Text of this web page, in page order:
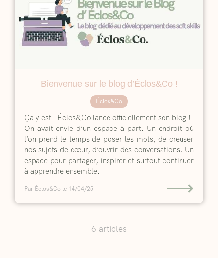
Bienvenue sur le blog d’Éclos&Co !
Éclos&Co
Ça y est ! Éclos&Co lance officiellement son blog !
On avait envie d’un espace à part. Un endroit où
l’on prend le temps de poser les mots, de creuser
nos sujets de cœur, d’ouvrir des conversations. Un
espace pour partager, inspirer et surtout continuer
à apprendre ensemble.
Par Éclos&Co le 14/04/25 ⟶
6 articles